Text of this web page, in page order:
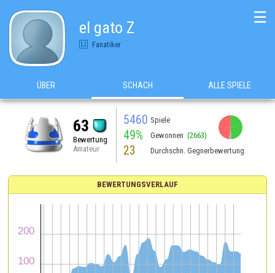
el gato Z
Fanatiker
☰
ÜBER SCHACH ALLE SPIELE
63
Bewertung
Amateur
5460 Spiele
49% Gewonnen (2663)
23 Durchschn. Gegnerbewertung
BEWERTUNGSVERLAUF